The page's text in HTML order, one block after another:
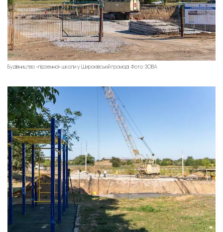
Будівництво «підземної» школи у Широківській громаді. Фото: ЗОВА